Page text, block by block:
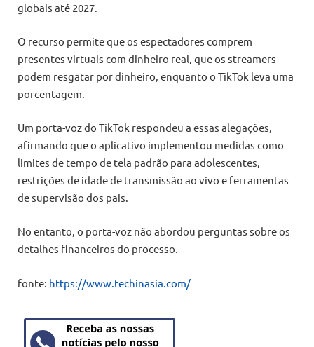
globais até 2027.
O recurso permite que os espectadores comprem
presentes virtuais com dinheiro real, que os streamers
podem resgatar por dinheiro, enquanto o TikTok leva uma
porcentagem.
Um porta-voz do TikTok respondeu a essas alegações,
afirmando que o aplicativo implementou medidas como
limites de tempo de tela padrão para adolescentes,
restrições de idade de transmissão ao vivo e ferramentas
de supervisão dos pais.
No entanto, o porta-voz não abordou perguntas sobre os
detalhes financeiros do processo.
fonte: https://www.techinasia.com/